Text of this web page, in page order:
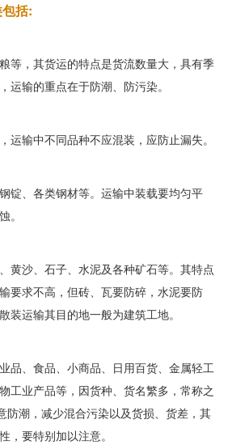
括:
等，其货运的特点是货流数量大，具有季
运输的重点在于防潮、防污染。
运输中不同品种不应混装，应防止漏失。
锭、各类钢材等。运输中装载要均匀平
。
黄沙、石子、水泥及各种矿石等。其特点
要求不高，但砖、瓦要防碎，水泥要防
装运输其目的地一般为建筑工地。
品、食品、小商品、日用百货、金属轻工
工业产品等，因货种、货名繁多，常称之
防潮，减少混合污染以及货损、货差，其
，要特别加以注意。